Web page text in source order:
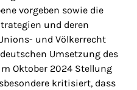
vorgeben sowie die
und deren
und Völkerrecht
Umsetzung des
Oktober 2024 Stellung
kritisiert, dass